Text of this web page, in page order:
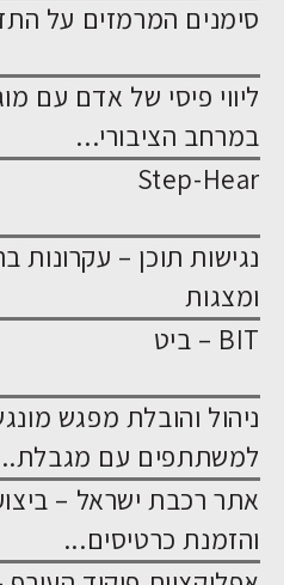
סימנים המרמזים על
ליווי פיסי של אדם עם
במרחב הציבורי...
Step-Hear
נגישות תוכן –
ומצגות
BIT – ביט
למשתתפים עם
אתר רכבת ישראל –
והזמנת כרטיסים...